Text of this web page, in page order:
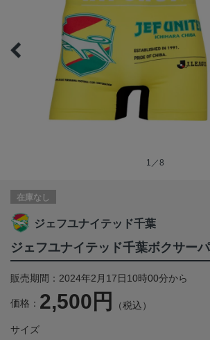
1／8
在庫なし
ジェフユナイテッド千葉
ジェフユナイテッド千葉ボクサー
販売期間：2024年2月17日10時00分から
価格： 2,500円 （税込）
サイズ